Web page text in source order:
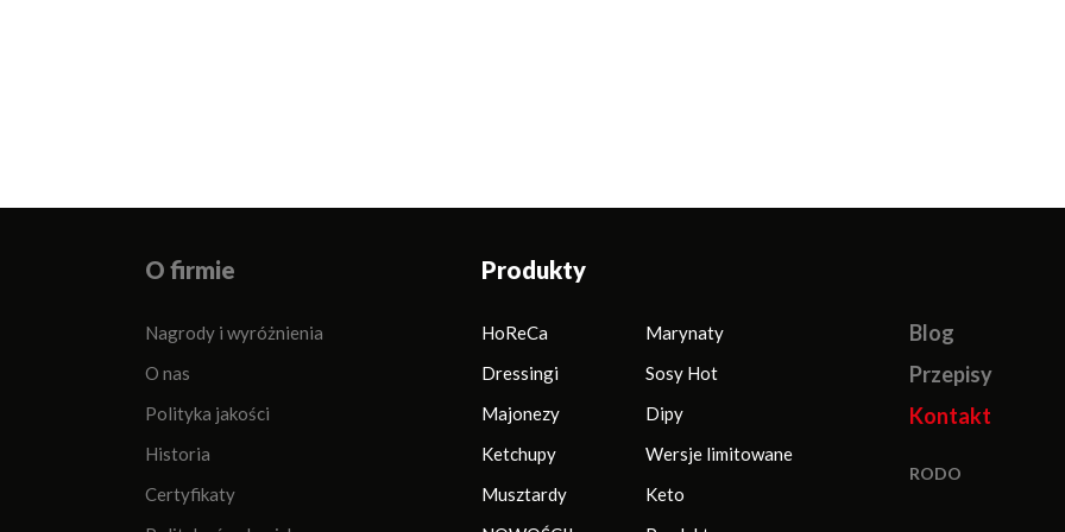
O firmie
Nagrody i wyróżnienia
O nas
Polityka jakości
Historia
Certyfikaty
Produkty
HoReCa
Dressingi
Majonezy
Ketchupy
Musztardy
Marynaty
Sosy Hot
Dipy
Wersje limitowane
Keto
Blog
Przepisy
Kontakt
RODO